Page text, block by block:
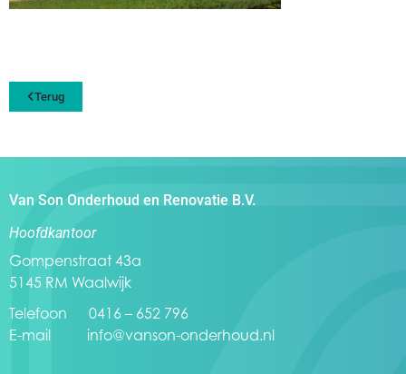
Terug
Van Son Onderhoud en Renovatie B.V.
Hoofdkantoor
Gompenstraat 43a
5145 RM Waalwijk
Telefoon 0416 – 652 796
E-mail info@vanson-onderhoud.nl